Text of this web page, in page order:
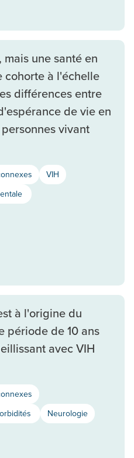
une santé en
cohorte à l'échelle
différences entre
de vie en
vivant
VIH
à l'origine du
période de 10 ans
avec VIH
Neurologie